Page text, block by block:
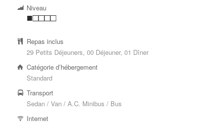
Niveau
■□□□□
Repas inclus
29 Petits Déjeuners, 00 Déjeuner, 01 Dîner
Catégorie d’hébergement
Standard
Transport
Sedan / Van / A.C. Minibus / Bus
Internet